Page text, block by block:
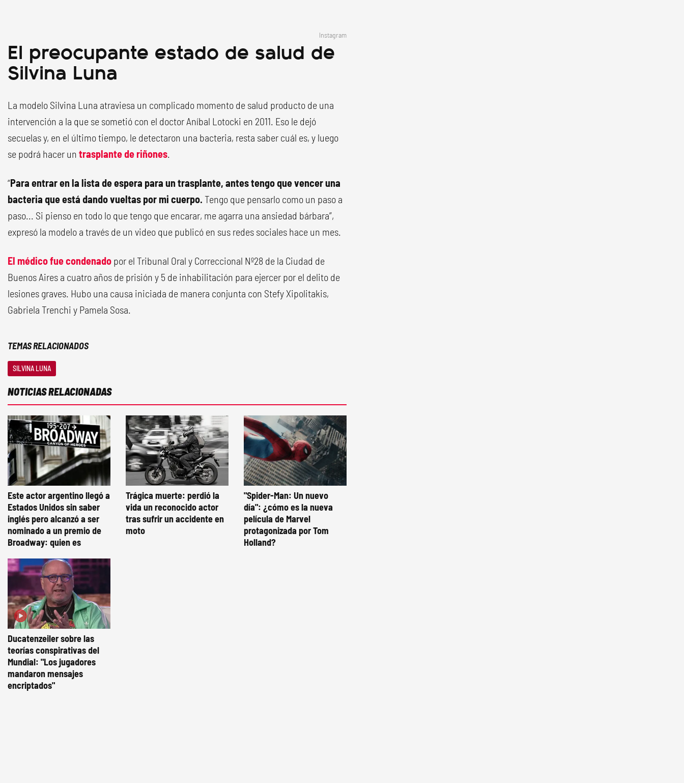
Instagram
El preocupante estado de salud de
Silvina Luna
La modelo Silvina Luna atraviesa un complicado momento de salud producto de una
intervención a la que se sometió con el doctor Aníbal Lotocki en 2011. Eso le dejó
secuelas y, en el último tiempo, le detectaron una bacteria, resta saber cuál es, y luego
se podrá hacer un trasplante de riñones.
“Para entrar en la lista de espera para un trasplante, antes tengo que vencer una
bacteria que está dando vueltas por mi cuerpo. Tengo que pensarlo como un paso a
paso... Si pienso en todo lo que tengo que encarar, me agarra una ansiedad bárbara”,
expresó la modelo a través de un video que publicó en sus redes sociales hace un mes.
El médico fue condenado por el Tribunal Oral y Correccional Nº28 de la Ciudad de
Buenos Aires a cuatro años de prisión y 5 de inhabilitación para ejercer por el delito de
lesiones graves. Hubo una causa iniciada de manera conjunta con Stefy Xipolitakis,
Gabriela Trenchi y Pamela Sosa.
TEMAS RELACIONADOS
SILVINA LUNA
NOTICIAS RELACIONADAS
Este actor argentino llegó a
Estados Unidos sin saber
inglés pero alcanzó a ser
nominado a un premio de
Broadway: quien es
Trágica muerte: perdió la
vida un reconocido actor
tras sufrir un accidente en
moto
"Spider-Man: Un nuevo
día": ¿cómo es la nueva
película de Marvel
protagonizada por Tom
Holland?
Ducatenzeiler sobre las
teorías conspirativas del
Mundial: "Los jugadores
mandaron mensajes
encriptados"